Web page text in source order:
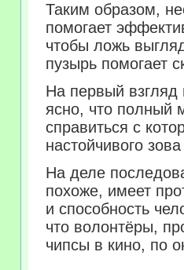
Таким образом,
помогает
чтобы ложь
пузырь помогает
На первый
ясно, что полный
справиться с
настойчивого
На деле
похоже, имеет
и способность
что волонтёры,
чипсы в кино, по